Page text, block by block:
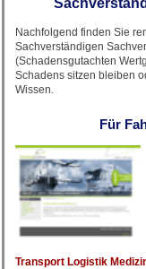
Nachfolgend finden Sie
Sachverständigen
(Schadensgutachten
Schadens sitzen bleiben
Wissen.
Für
Transport Logistik